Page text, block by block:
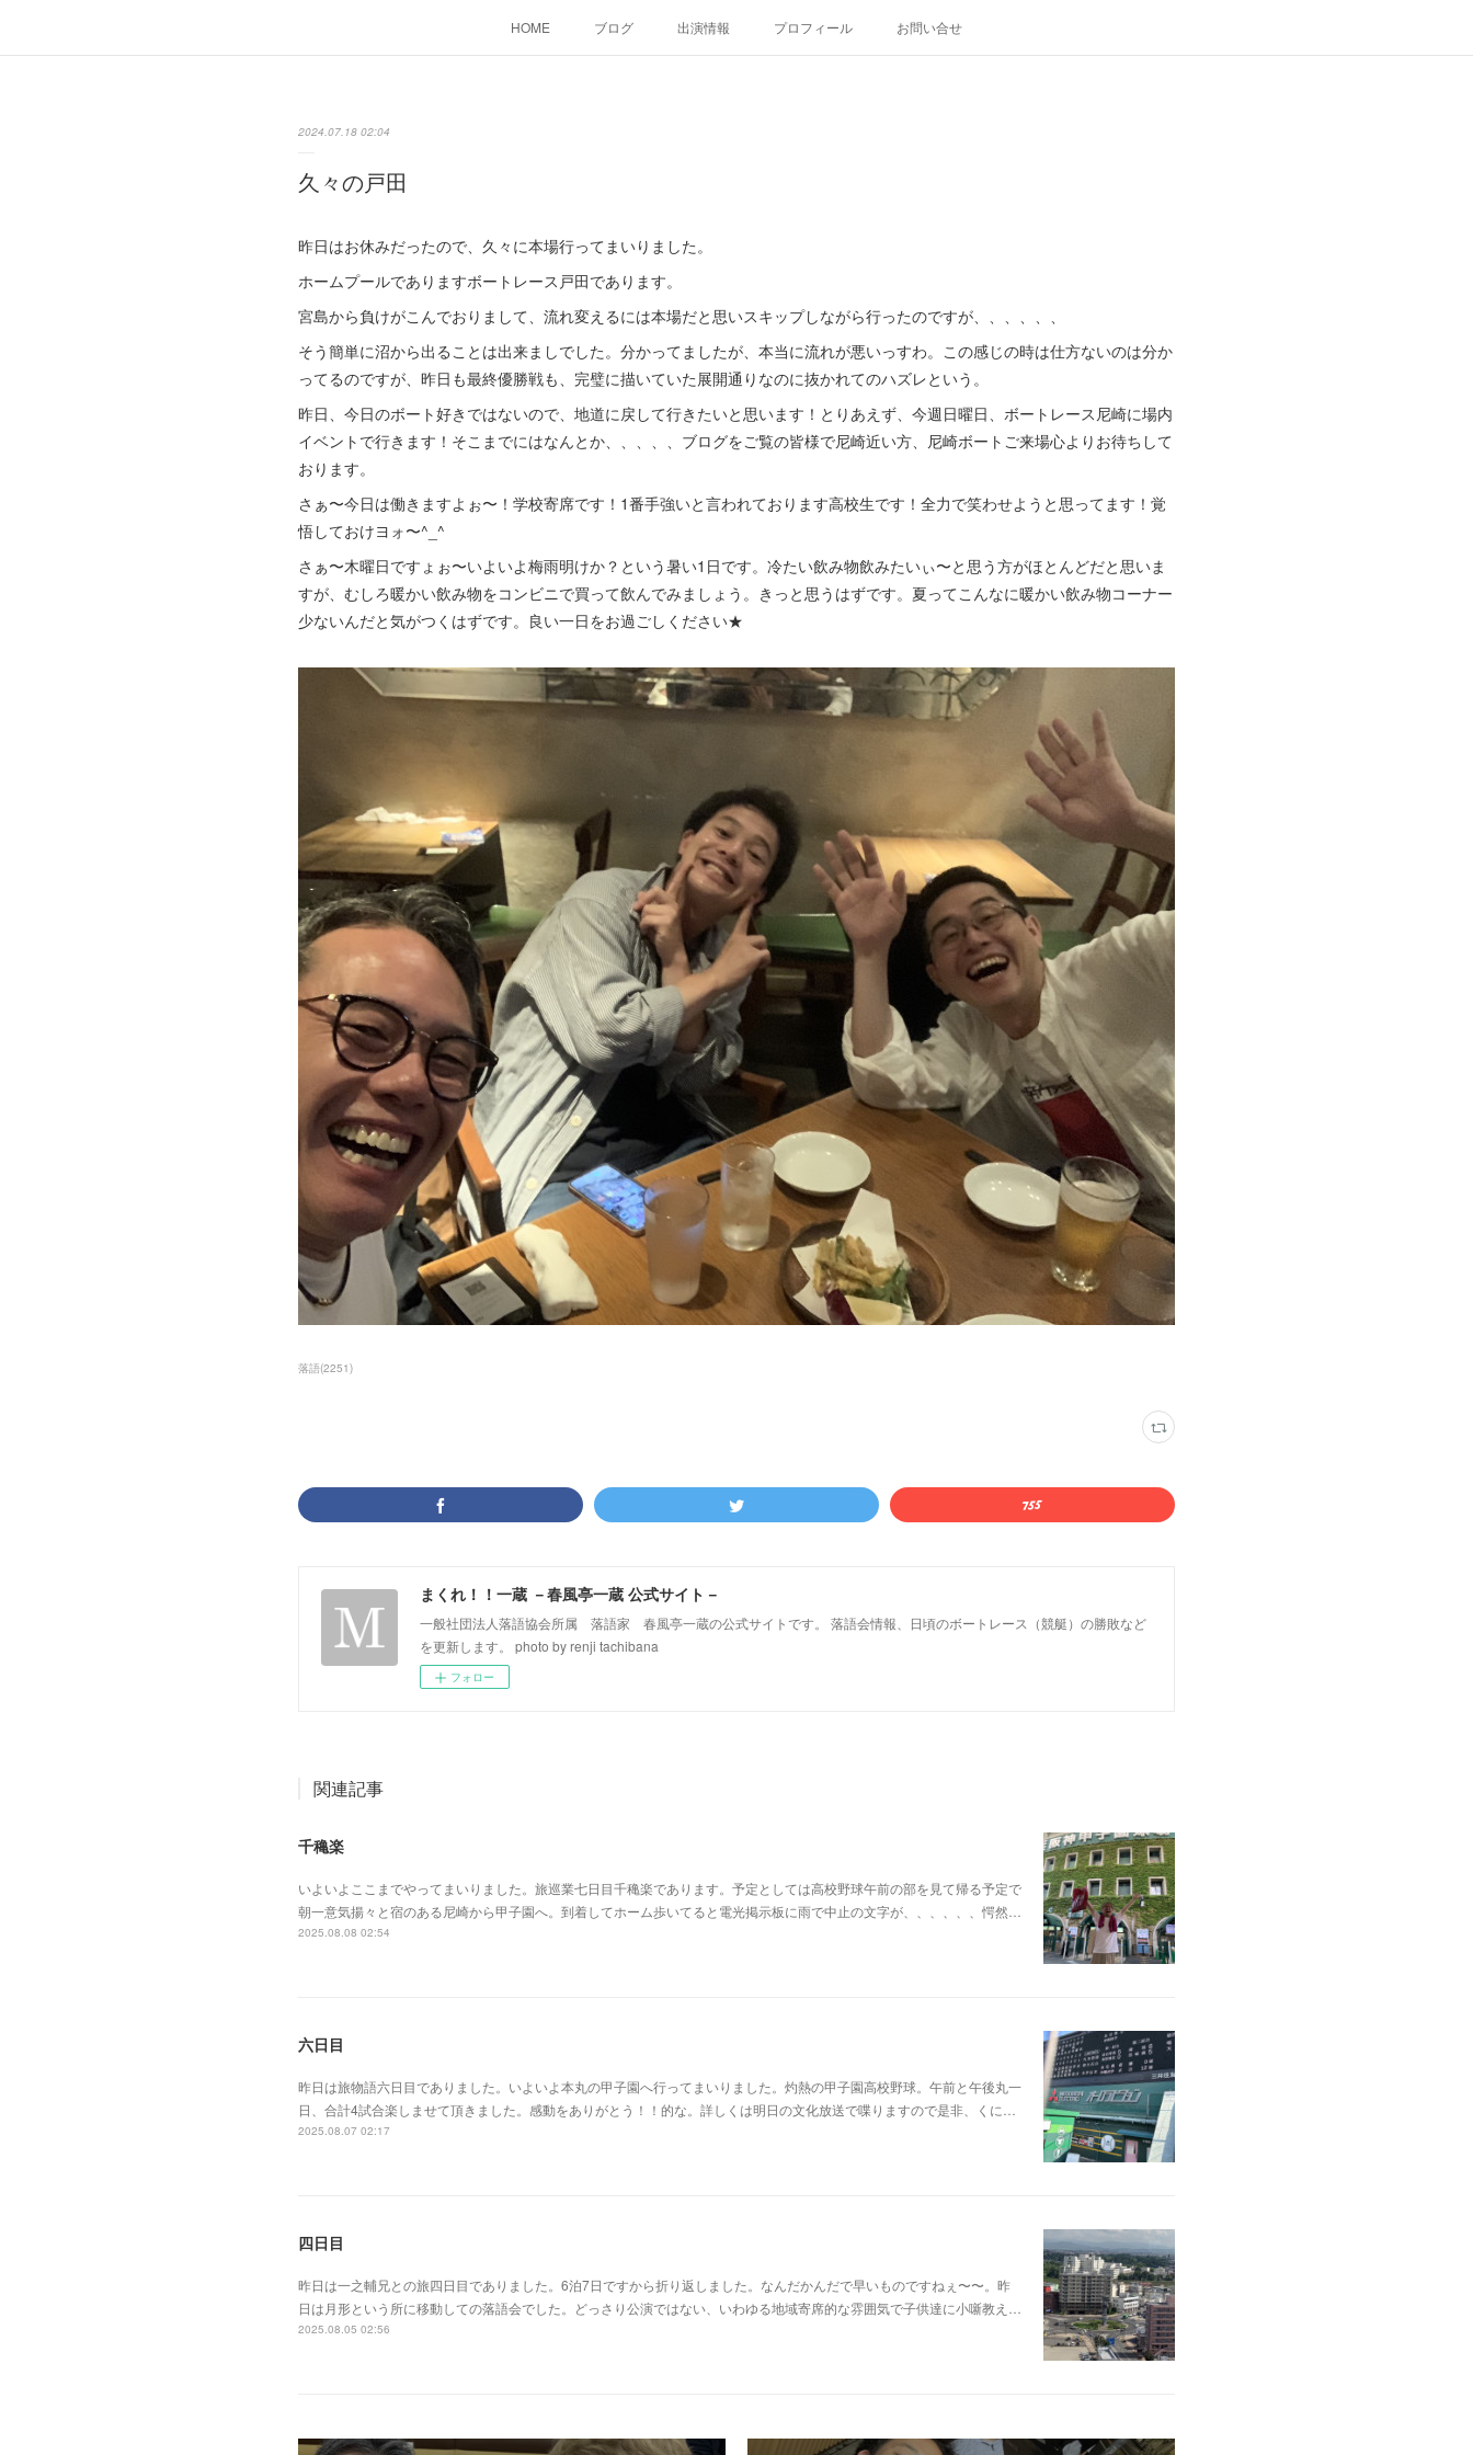
HOME ブログ 出演情報 プロフィール お問い合せ
2024.07.18 02:04
久々の戸田
昨日はお休みだったので、久々に本場行ってまいりました。
ホームプールでありますボートレース戸田であります。
宮島から負けがこんでおりまして、流れ変えるには本場だと思いスキップしながら行ったのですが、、、、、、
そう簡単に沼から出ることは出来ましでした。分かってましたが、本当に流れが悪いっすわ。この感じの時は仕方ないのは分か
ってるのですが、昨日も最終優勝戦も、完璧に描いていた展開通りなのに抜かれてのハズレという。
昨日、今日のボート好きではないので、地道に戻して行きたいと思います！とりあえず、今週日曜日、ボートレース尼崎に場内
イベントで行きます！そこまでにはなんとか、、、、、ブログをご覧の皆様で尼崎近い方、尼崎ボートご来場心よりお待ちして
おります。
さぁ〜今日は働きますよぉ〜！学校寄席です！1番手強いと言われております高校生です！全力で笑わせようと思ってます！覚
悟しておけヨォ〜^_^
さぁ〜木曜日ですょぉ〜いよいよ梅雨明けか？という暑い1日です。冷たい飲み物飲みたいぃ〜と思う方がほとんどだと思いま
すが、むしろ暖かい飲み物をコンビニで買って飲んでみましょう。きっと思うはずです。夏ってこんなに暖かい飲み物コーナー
少ないんだと気がつくはずです。良い一日をお過ごしください★
落語(2251)
まくれ！！一蔵 －春風亭一蔵 公式サイト－
一般社団法人落語協会所属 落語家 春風亭一蔵の公式サイトです。 落語会情報、日頃のボートレース（競艇）の勝敗など
を更新します。 photo by renji tachibana
フォロー
関連記事
千穐楽
いよいよここまでやってまいりました。旅巡業七日目千穐楽であります。予定としては高校野球午前の部を見て帰る予定で
朝一意気揚々と宿のある尼崎から甲子園へ。到着してホーム歩いてると電光掲示板に雨で中止の文字が、、、、、、愕然…
2025.08.08 02:54
六日目
昨日は旅物語六日目でありました。いよいよ本丸の甲子園へ行ってまいりました。灼熱の甲子園高校野球。午前と午後丸一
日、合計4試合楽しませて頂きました。感動をありがとう！！的な。詳しくは明日の文化放送で喋りますので是非、くに…
2025.08.07 02:17
四日目
昨日は一之輔兄との旅四日目でありました。6泊7日ですから折り返しました。なんだかんだで早いものですねぇ〜〜。昨
日は月形という所に移動しての落語会でした。どっさり公演ではない、いわゆる地域寄席的な雰囲気で子供達に小噺教え…
2025.08.05 02:56